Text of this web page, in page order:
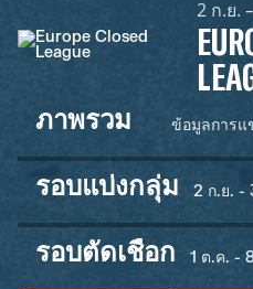
2 ก.ย.
ภาพรวม ข้อมูลการแ
รอบแบ่งกลุ่ม 2 ก.ย. -
รอบตัดเชือก 1 ต.ค. -